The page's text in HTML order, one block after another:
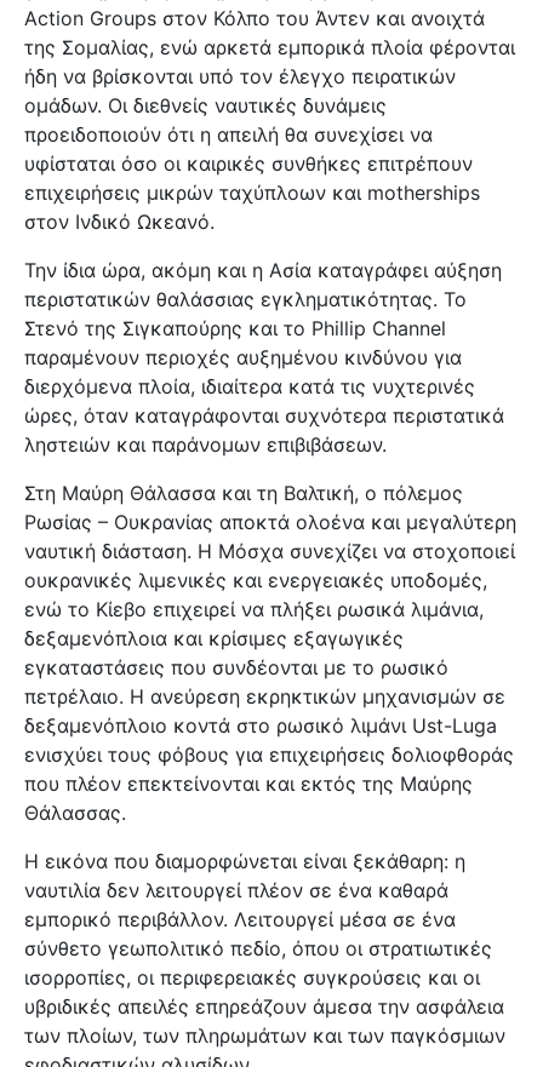
Action Groups στον Κόλπο του Άντεν και ανοιχτά
της Σομαλίας, ενώ αρκετά εμπορικά πλοία φέρονται
ήδη να βρίσκονται υπό τον έλεγχο πειρατικών
ομάδων. Οι διεθνείς ναυτικές δυνάμεις
προειδοποιούν ότι η απειλή θα συνεχίσει να
υφίσταται όσο οι καιρικές συνθήκες επιτρέπουν
επιχειρήσεις μικρών ταχύπλοων και motherships
στον Ινδικό Ωκεανό.
Την ίδια ώρα, ακόμη και η Ασία καταγράφει αύξηση
περιστατικών θαλάσσιας εγκληματικότητας. Το
Στενό της Σιγκαπούρης και το Phillip Channel
παραμένουν περιοχές αυξημένου κινδύνου για
διερχόμενα πλοία, ιδιαίτερα κατά τις νυχτερινές
ώρες, όταν καταγράφονται συχνότερα περιστατικά
ληστειών και παράνομων επιβιβάσεων.
Στη Μαύρη Θάλασσα και τη Βαλτική, ο πόλεμος
Ρωσίας – Ουκρανίας αποκτά ολοένα και μεγαλύτερη
ναυτική διάσταση. Η Μόσχα συνεχίζει να στοχοποιεί
ουκρανικές λιμενικές και ενεργειακές υποδομές,
ενώ το Κίεβο επιχειρεί να πλήξει ρωσικά λιμάνια,
δεξαμενόπλοια και κρίσιμες εξαγωγικές
εγκαταστάσεις που συνδέονται με το ρωσικό
πετρέλαιο. Η ανεύρεση εκρηκτικών μηχανισμών σε
δεξαμενόπλοιο κοντά στο ρωσικό λιμάνι Ust-Luga
ενισχύει τους φόβους για επιχειρήσεις δολιοφθοράς
που πλέον επεκτείνονται και εκτός της Μαύρης
Θάλασσας.
Η εικόνα που διαμορφώνεται είναι ξεκάθαρη: η
ναυτιλία δεν λειτουργεί πλέον σε ένα καθαρά
εμπορικό περιβάλλον. Λειτουργεί μέσα σε ένα
σύνθετο γεωπολιτικό πεδίο, όπου οι στρατιωτικές
ισορροπίες, οι περιφερειακές συγκρούσεις και οι
υβριδικές απειλές επηρεάζουν άμεσα την ασφάλεια
των πλοίων, των πληρωμάτων και των παγκόσμιων